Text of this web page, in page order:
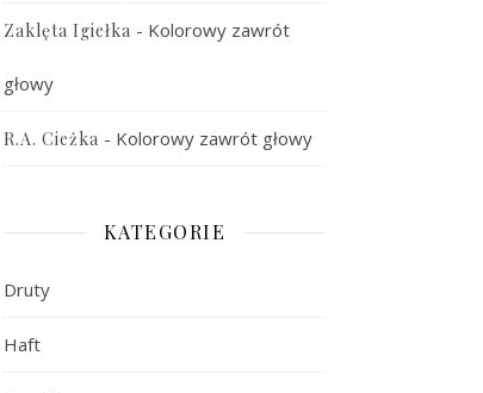
Zaklęta Igiełka - Kolorowy zawrót
głowy
R.A. Cieżka - Kolorowy zawrót głowy
KATEGORIE
Druty
Haft